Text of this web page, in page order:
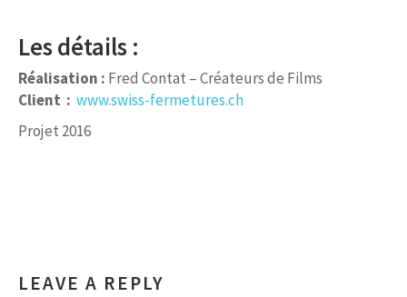
Les détails :
Réalisation : Fred Contat – Créateurs de Films
Client : www.swiss-fermetures.ch
Projet 2016
LEAVE A REPLY